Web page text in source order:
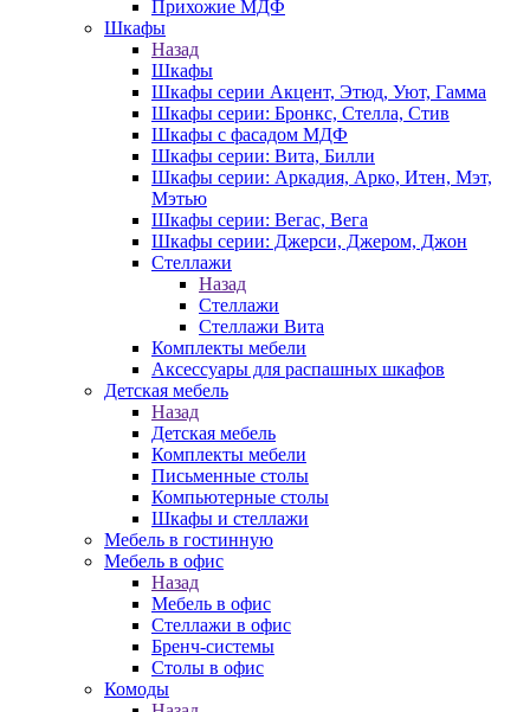
Прихожие МДФ
Шкафы
Назад
Шкафы
Шкафы серии Акцент, Этюд, Уют, Гамма
Шкафы серии: Бронкс, Стелла, Стив
Шкафы с фасадом МДФ
Шкафы серии: Вита, Билли
Шкафы серии: Аркадия, Арко, Итен, Мэт,
Мэтью
Шкафы серии: Вегас, Вега
Шкафы серии: Джерси, Джером, Джон
Стеллажи
Назад
Стеллажи
Стеллажи Вита
Комплекты мебели
Аксессуары для распашных шкафов
Детская мебель
Назад
Детская мебель
Комплекты мебели
Письменные столы
Компьютерные столы
Шкафы и стеллажи
Мебель в гостинную
Мебель в офис
Назад
Мебель в офис
Стеллажи в офис
Бренч-системы
Столы в офис
Комоды